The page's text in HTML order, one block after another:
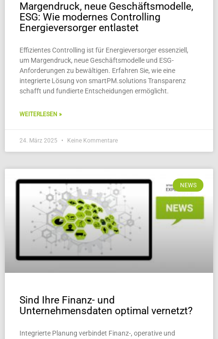
Margendruck, neue Geschäftsmodelle,
ESG: Wie modernes Controlling
Energieversorger entlastet
Effizientes Controlling ist für Energieversorger essenziell,
um Margendruck, neue Geschäftsmodelle und ESG-
Anforderungen zu bewältigen. Erfahren Sie, wie eine
integrierte Lösung von smartPM.solutions Transparenz
schafft und fundierte Entscheidungen ermöglicht.
WEITERLESEN »
24. März 2025 Keine Kommentare
NEWS
Sind Ihre Finanz- und
Unternehmensdaten optimal vernetzt?
Integrierte Planung verbindet Finanz-, operative und